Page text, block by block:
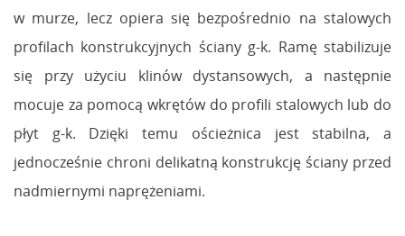
w murze, lecz opiera się bezpośrednio na stalowych
profilach konstrukcyjnych ściany g-k. Ramę stabilizuje
się przy użyciu klinów dystansowych, a następnie
mocuje za pomocą wkrętów do profili stalowych lub do
płyt g-k. Dzięki temu ościeżnica jest stabilna, a
jednocześnie chroni delikatną konstrukcję ściany przed
nadmiernymi naprężeniami.